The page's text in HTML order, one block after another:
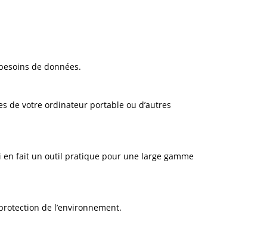
de données.
de votre ordinateur portable ou d’autres
en fait un outil pratique pour une large gamme
de l’environnement.